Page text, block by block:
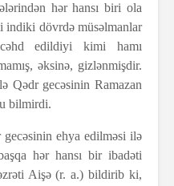
hər hansı biri ola
indiki dövrdə müsəlmanlar
cəhd edildiyi kimi hamı
əksinə, gizlənmişdir.
Qədr gecəsinin Ramazan
bilmirdi.
ehya edilməsi ilə
hər hansı bir ibadəti
Aişə (r. a.) bildirib ki,